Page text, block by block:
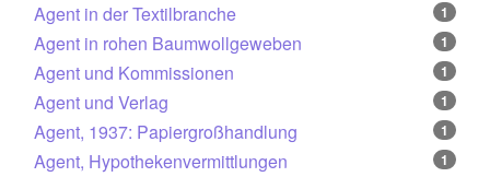
Agent in der Textilbranche 1
Agent in rohen Baumwollgeweben 1
Agent und Kommissionen 1
Agent und Verlag 1
Agent, 1937: Papiergroßhandlung 1
Agent, Hypothekenvermittlungen 1